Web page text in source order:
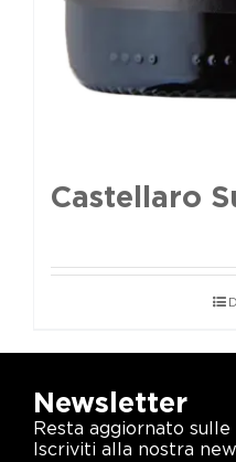
Castellaro
Newsletter
Resta aggiornato
Iscriviti alla nostra